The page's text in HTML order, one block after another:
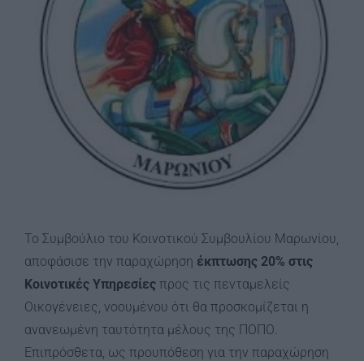
Το Συμβούλιο του Κοινοτικού Συμβουλίου Μαρωνίου,
αποφάσισε την παραχώρηση έκπτωσης 20% στις
Κοινοτικές Υπηρεσίες προς τις πενταμελείς
Οικογένειες, νοουμένου ότι θα προσκομίζεται η
ανανεωμένη ταυτότητα μέλους της ΠΟΠΟ.
Επιπρόσθετα, ως προυπόθεση για την παραχώρηση